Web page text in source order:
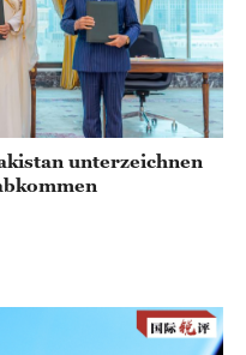
unterzeichnen